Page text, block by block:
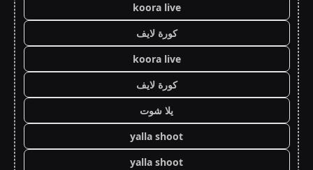
koora live
كورة لايف
koora live
كورة لايف
يلا شوت
yalla shoot
yalla shoot